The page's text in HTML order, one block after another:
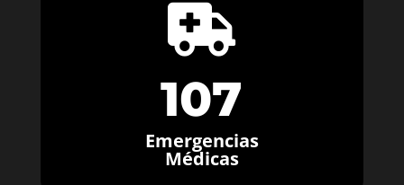

107
Emergencias
Médicas